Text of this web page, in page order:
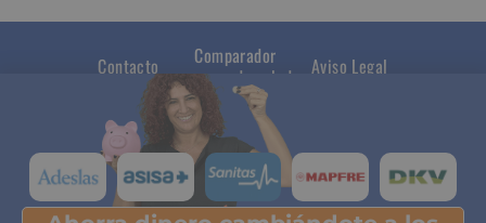
Contacto
Comparador
seguros de salud
Aviso Legal